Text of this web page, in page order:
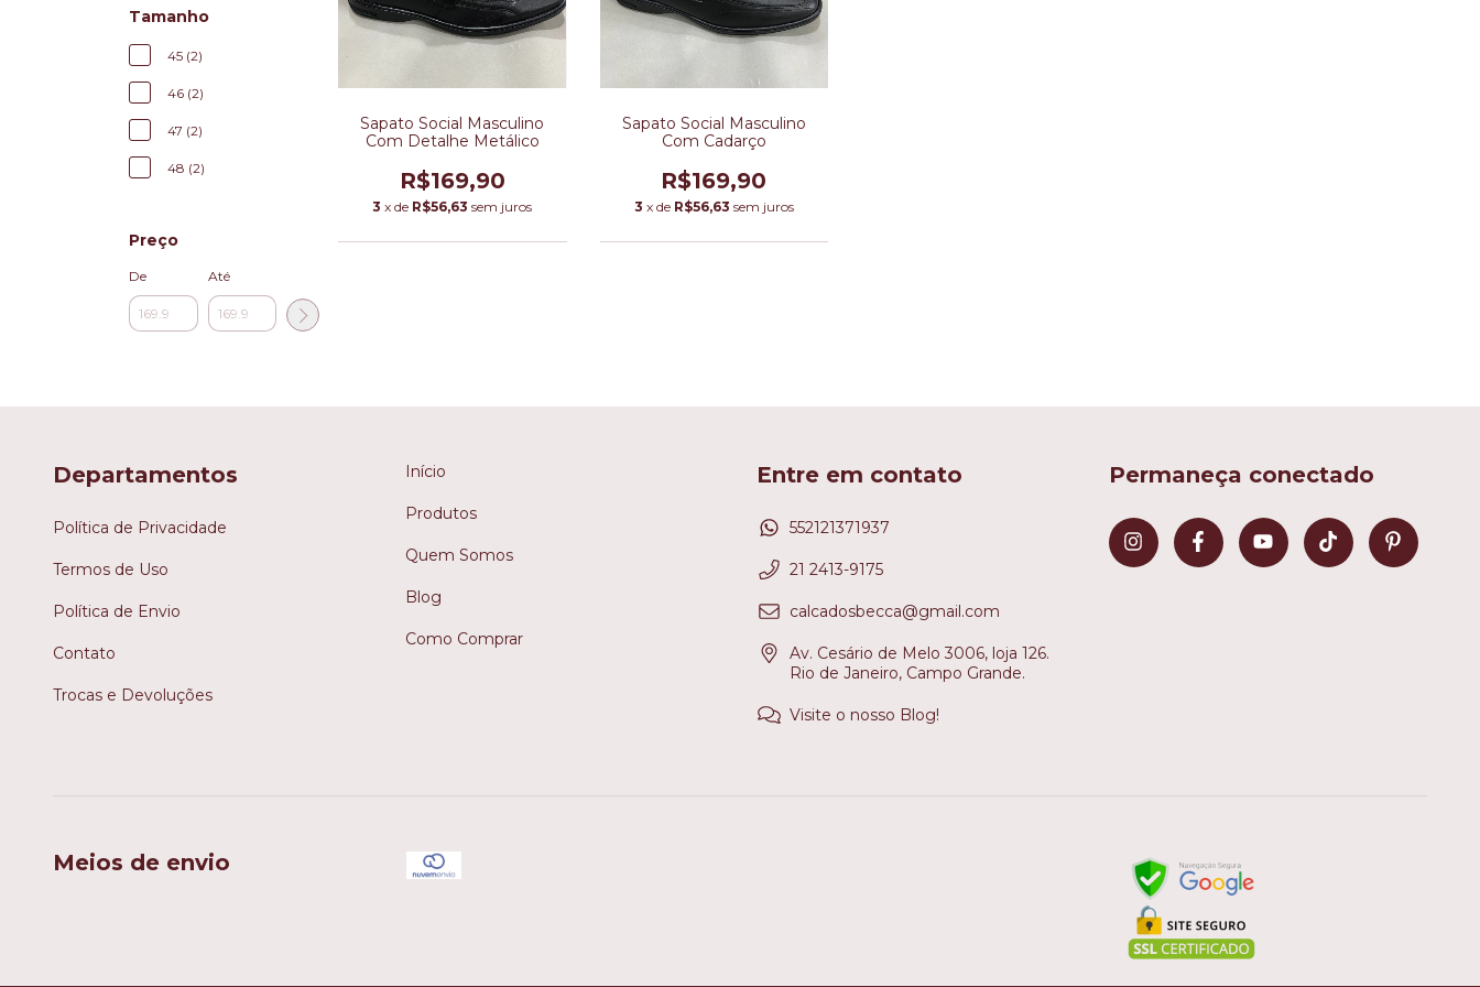
Tamanho
45 (2)
46 (2)
47 (2)
48 (2)
Preço
De Até
Sapato Social Masculino
Com Detalhe Metálico
R$169,90
3 x de R$56,63 sem juros
Sapato Social Masculino
Com Cadarço
R$169,90
3 x de R$56,63 sem juros
Departamentos
Política de Privacidade
Termos de Uso
Política de Envio
Contato
Trocas e Devoluções
Início
Produtos
Quem Somos
Blog
Como Comprar
Entre em contato
552121371937
21 2413-9175
calcadosbecca@gmail.com
Av. Cesário de Melo 3006, loja 126.
Rio de Janeiro, Campo Grande.
Visite o nosso Blog!
Permaneça conectado
Meios de envio